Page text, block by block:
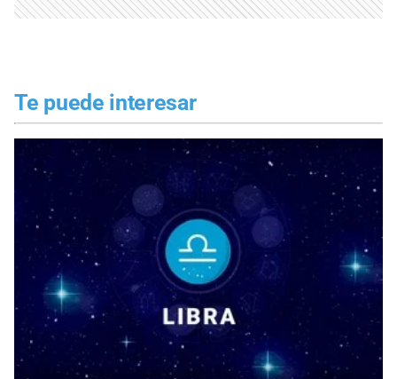
Te puede interesar